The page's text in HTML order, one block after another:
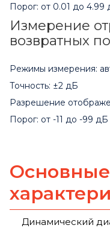
Порог: от 0.01 до
Измерение
возвратных
Режимы измерения:
Точность: ±2 дБ
Разрешение
Порог: от -11 до -99
Основные
Динамический